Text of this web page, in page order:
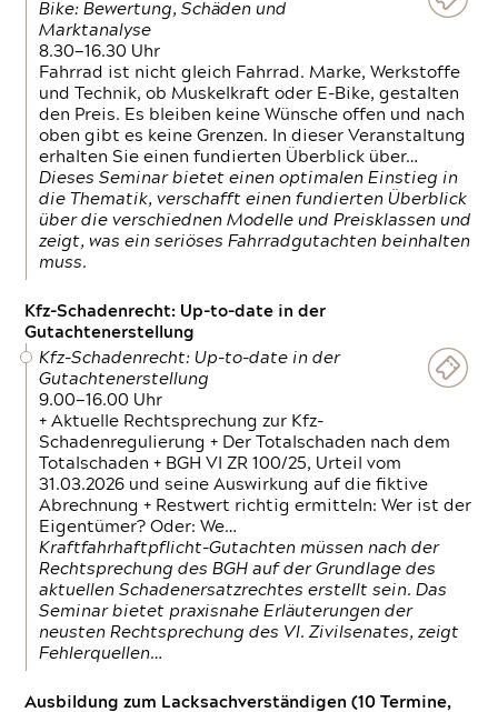
Bike: Bewertung, Schäden und
Marktanalyse
8.30—16.30 Uhr
Fahrrad ist nicht gleich Fahrrad. Marke, Werkstoffe
und Technik, ob Muskelkraft oder E-Bike, gestalten
den Preis. Es bleiben keine Wünsche offen und nach
oben gibt es keine Grenzen. In dieser Veranstaltung
erhalten Sie einen fundierten Überblick über…
Dieses Seminar bietet einen optimalen Einstieg in
die Thematik, verschafft einen fundierten Überblick
über die verschiednen Modelle und Preisklassen und
zeigt, was ein seriöses Fahrradgutachten beinhalten
muss.
Kfz-Schadenrecht: Up-to-date in der
Gutachtenerstellung
Kfz-Schadenrecht: Up-to-date in der
Gutachtenerstellung
9.00—16.00 Uhr
+ Aktuelle Rechtsprechung zur Kfz-
Schadenregulierung + Der Totalschaden nach dem
Totalschaden + BGH VI ZR 100/25, Urteil vom
31.03.2026 und seine Auswirkung auf die fiktive
Abrechnung + Restwert richtig ermitteln: Wer ist der
Eigentümer? Oder: We…
Kraftfahrhaftpflicht-Gutachten müssen nach der
Rechtsprechung des BGH auf der Grundlage des
aktuellen Schadenersatzrechtes erstellt sein. Das
Seminar bietet praxisnahe Erläuterungen der
neusten Rechtsprechung des VI. Zivilsenates, zeigt
Fehlerquellen…
Ausbildung zum Lacksachverständigen (10 Termine,